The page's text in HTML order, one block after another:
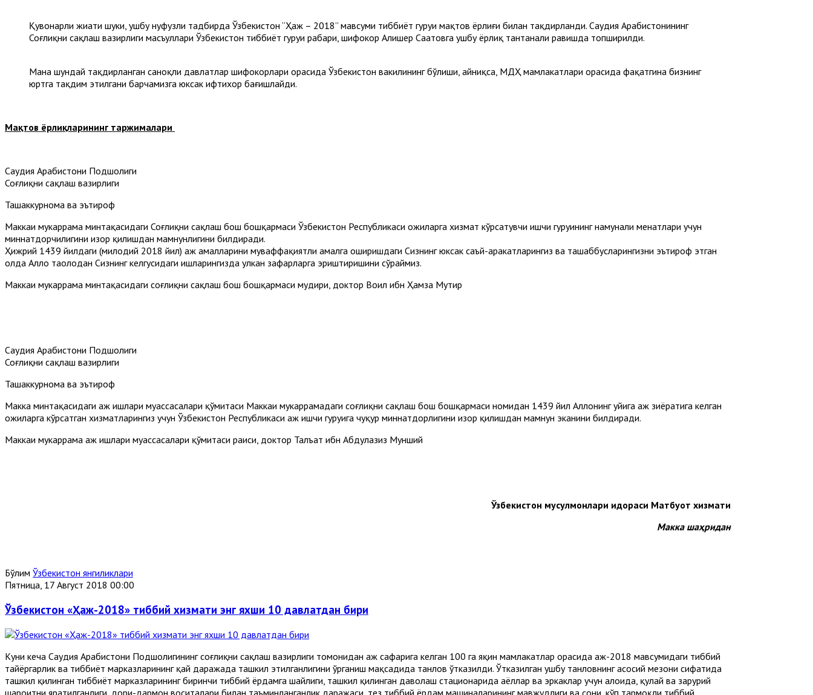
Қувонарли жиҳати шуки, ушбу нуфузли тадбирда Ўзбекистон “Ҳаж – 2018” мавсуми тиббиёт гуруҳи мақтов ёрлиғи билан тақдирланди. Саудия Арабистонининг
Соғлиқни сақлаш вазирлиги масъуллари Ўзбекистон тиббиёт гуруҳи раҳбари, шифокор Алишер Саатовга ушбу ёрлиқ тантанали равишда топширилди.
Мана шундай тақдирланган саноқли давлатлар шифокорлари орасида Ўзбекистон вакилининг бўлиши, айниқса, МДҲ мамлакатлари орасида фақатгина бизнинг
юртга тақдим этилгани барчамизга юксак ифтихор бағишлайди.
Мақтов ёрлиқларининг таржималари
Саудия Арабистони Подшоҳлиги
Соғлиқни сақлаш вазирлиги
Ташаккурнома ва эътироф
Маккаи мукаррама минтақасидаги Соғлиқни сақлаш бош бошқармаси Ўзбекистон Республикаси ҳожиларга хизмат кўрсатувчи ишчи гуруҳининг намунали меҳнатлари учун
миннатдорчилигини изҳор қилишдан мамнунлигини билдиради.
Ҳижрий 1439 йилдаги (милодий 2018 йил) ҳаж амалларини муваффақиятли амалга оширишдаги Сизнинг юксак саъй-ҳаракатларингиз ва ташаббусларингизни эътироф этган
ҳолда Аллоҳ таолодан Сизнинг келгусидаги ишларингизда улкан зафарларга эриштиришини сўраймиз.
Маккаи мукаррама минтақасидаги соғлиқни сақлаш бош бошқармаси мудири, доктор Воил ибн Ҳамза Мутир
Саудия Арабистони Подшоҳлиги
Соғлиқни сақлаш вазирлиги
Ташаккурнома ва эътироф
Макка минтақасидаги ҳаж ишлари муассасалари қўмитаси Маккаи мукаррамадаги соғлиқни сақлаш бош бошқармаси номидан 1439 йил Аллоҳнинг уйига ҳаж зиёратига келган
ҳожиларга кўрсатган хизматларингиз учун Ўзбекистон Республикаси ҳаж ишчи гуруҳига чуқур миннатдорлигини изҳор қилишдан мамнун эканини билдиради.
Маккаи мукаррама ҳаж ишлари муассасалари қўмитаси раиси, доктор Талъат ибн Абдулазиз Мунший
Ўзбекистон мусулмонлари идораси Матбуот хизмати
Макка шаҳридан
Бўлим Ўзбекистон янгиликлари
Пятница, 17 Август 2018 00:00
Ўзбекистон «Ҳаж-2018» тиббий хизмати энг яхши 10 давлатдан бири
Куни кеча Саудия Арабистони Подшоҳлигининг соғлиқни сақлаш вазирлиги томонидан ҳаж сафарига келган 100 га яқин мамлакатлар орасида ҳаж-2018 мавсумидаги тиббий
тайёргарлик ва тиббиёт марказларининг қай даражада ташкил этилганлигини ўрганиш мақсадида танлов ўтказилди. Ўтказилган ушбу танловнинг асосий мезони сифатида
ташкил қилинган тиббиёт марказларининг биринчи тиббий ёрдамга шайлиги, ташкил қилинган даволаш стационарида аёллар ва эркаклар учун алоҳида, қулай ва зарурий
шароитни яратилганлиги, дори-дармон воситалари билан таъминланганлик даражаси, тез тиббий ёрдам машиналарининг мавжудлиги ва сони, кўп тармоқли тиббий